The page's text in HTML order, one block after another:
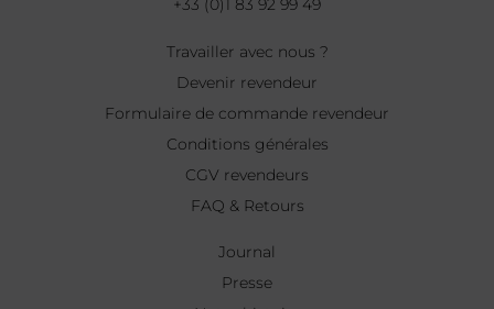
+33 (0)1 83 92 99 49
Travailler avec nous ?
Devenir revendeur
Formulaire de commande revendeur
Conditions générales
CGV revendeurs
FAQ & Retours
Journal
Presse